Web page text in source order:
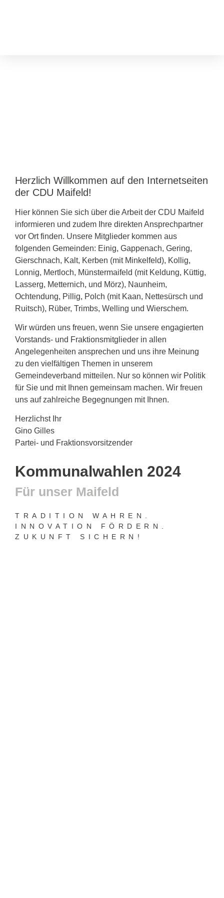
Herzlich Willkommen auf den Internetseiten
der CDU Maifeld!
Hier können Sie sich über die Arbeit der CDU Maifeld
informieren und zudem Ihre direkten Ansprechpartner
vor Ort finden. Unsere Mitglieder kommen aus
folgenden Gemeinden: Einig, Gappenach, Gering,
Gierschnach, Kalt, Kerben (mit Minkelfeld), Kollig,
Lonnig, Mertloch, Münstermaifeld (mit Keldung, Küttig,
Lasserg, Metternich, und Mörz), Naunheim,
Ochtendung, Pillig, Polch (mit Kaan, Nettesürsch und
Ruitsch), Rüber, Trimbs, Welling und Wierschem.
Wir würden uns freuen, wenn Sie unsere engagierten
Vorstands- und Fraktionsmitglieder in allen
Angelegenheiten ansprechen und uns ihre Meinung
zu den vielfältigen Themen in unserem
Gemeindeverband mitteilen. Nur so können wir Politik
für Sie und mit Ihnen gemeinsam machen. Wir freuen
uns auf zahlreiche Begegnungen mit Ihnen.
Herzlichst Ihr
Gino Gilles
Partei- und Fraktionsvorsitzender
Kommunalwahlen 2024
Für unser Maifeld
TRADITION WAHREN.
INNOVATION FÖRDERN.
ZUKUNFT SICHERN!